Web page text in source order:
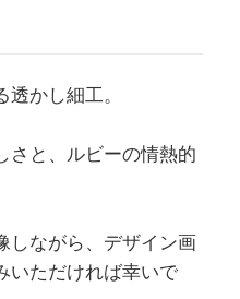
かし細工。
さと、ルビーの情熱的
しながら、デザイン画
いただければ幸いで